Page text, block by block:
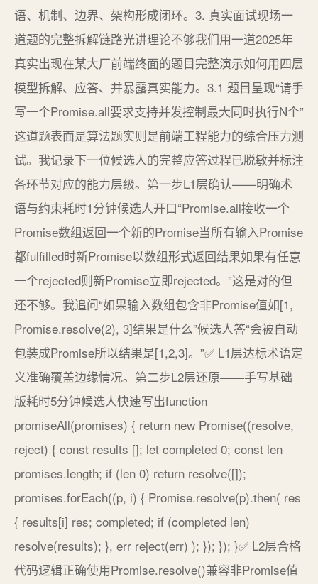
语、机制、边界、架构形成闭环。3. 真实面试现场一
道题的完整拆解链路光讲理论不够我们用一道2025年
真实出现在某大厂前端终面的题目完整演示如何用四层
模型拆解、应答、并暴露真实能力。3.1 题目呈现“请手
写一个Promise.all要求支持并发控制最大同时执行N个”
这道题表面是算法题实则是前端工程能力的综合压力测
试。我记录下一位候选人的完整应答过程已脱敏并标注
各环节对应的能力层级。第一步L1层确认——明确术
语与约束耗时1分钟候选人开口“Promise.all接收一个
Promise数组返回一个新的Promise当所有输入Promise
都fulfilled时新Promise以数组形式返回结果如果有任意
一个rejected则新Promise立即rejected。”这是对的但
还不够。我追问“如果输入数组包含非Promise值如[1,
Promise.resolve(2), 3]结果是什么”候选人答“会被自动
包装成Promise所以结果是[1,2,3]。”✅ L1层达标术语定
义准确覆盖边缘情况。第二步L2层还原——手写基础
版耗时5分钟候选人快速写出function
promiseAll(promises) { return new Promise((resolve,
reject) { const results []; let completed 0; const len
promises.length; if (len 0) return resolve([]);
promises.forEach((p, i) { Promise.resolve(p).then( res
{ results[i] res; completed; if (completed len)
resolve(results); }, err reject(err) ); }); }); }✅ L2层合格
代码逻辑正确使用Promise.resolve()兼容非Promise值